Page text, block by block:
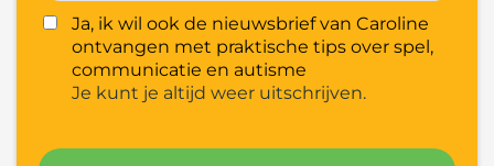
Ja, ik wil ook de nieuwsbrief van Caroline
ontvangen met praktische tips over spel,
communicatie en autisme
Je kunt je altijd weer uitschrijven.